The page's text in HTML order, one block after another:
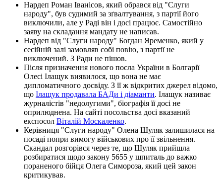
Нардеп Роман Іванісов, який обрався від "Слуги
народу", був судимий за зґвалтування, з партії його
виключили, але у Раді він і досі працює. Самостійно
заяву на складання мандату не написав.
Нардеп від "Слуги народу" Богдан Яременко, який у
сесійній залі замовляв собі повію, з партії не
виключений. З Ради не пішов.
Після призначення нового посла України в Болгарії
Олесі Ілащук виявилося, що вона не має
дипломатичного досвіду. З її ж відкритих джерел відомо,
що Ілащук продавала БАДи і діаманти. Ілащук називає
журналістів "недолугими", біографія її досі не
оприлюднена. На сайті посольства досі вказаний
експосол Віталій Москаленко.
Керівниця "Слуги народу" Олена Шуляк залишилася на
посаді попри вимогу військових про її звільнення.
Скандал розгорівся через те, що Шуляк прийшла
розбиратися щодо закону 5655 у шпиталь до важко
пораненого бійця Олега Симороза, який цей закон
критикував.